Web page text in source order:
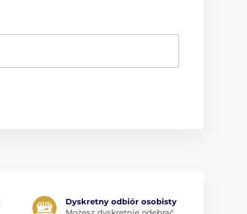
Dyskretny odbiór osobisty
Możesz dyskretnie odebrać